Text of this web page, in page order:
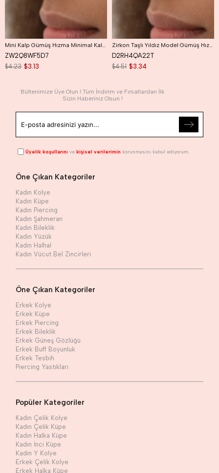
ZW2Q8WF5D7
$3.13
$4.23
D2RH4QA22T
$3.34
$4.51
Bültenimize Üye Olun ! Tüm İndirim ve Fırsatlardan İlk
Sizin Haberiniz Olsun !
Üyelik koşullarını vekişisel verilerimin korunmasını kabul ediyorum.
Öne Çıkan Kategoriler
Kadın Kolye
Kadın Küpe
Kadın Piercing
Kadın Şahmeran
Kadın Bileklik
Kadın Yüzük
Kadın Halhal
Kadın Vücut Bel Zincirleri
Öne Çıkan Kategoriler
Erkek Kolye
Erkek Küpe
Erkek Piercing
Erkek Bileklik
Erkek Güneş Gözlüğü
Erkek Buff Boyunluk
Erkek Tesbih
Piercing Yastıkları
Popüler Kategoriler
Kadın Çelik Kolye
Kadın Çelik Küpe
Kadın Halka Küpe
Kadın İnci Küpe
Kadın Y Kolye
Erkek Çelik Kolye
Erkek Halka Küpe